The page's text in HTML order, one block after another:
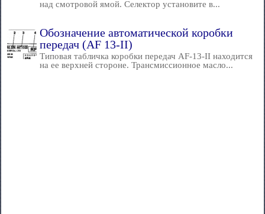
над смотровой ямой. Селектор установите в...
Обозначение автоматической коробки
передач (AF 13-II)
Типовая табличка коробки передач AF-13-II находится
на ее верхней стороне. Трансмиссионное масло...